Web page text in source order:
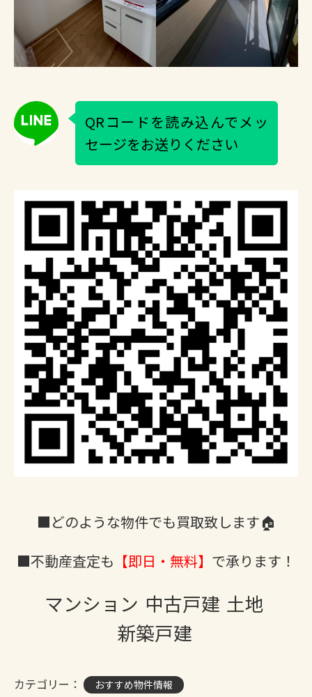
QRコードを読み込んでメッ
セージをお送りください
■どのような物件でも買取致します🏠
■不動産査定も 【即日・無料】 で承ります！
マンション 中古戸建 土地
新築戸建
カテゴリー： おすすめ物件情報